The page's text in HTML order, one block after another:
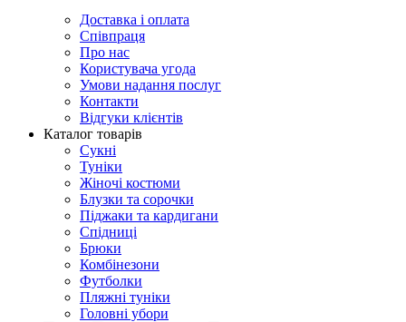
Доставка і оплата
Співпраця
Про нас
Користувача угода
Умови надання послуг
Контакти
Відгуки клієнтів
Каталог товарів
Сукні
Туніки
Жіночі костюми
Блузки та сорочки
Піджаки та кардигани
Спідниці
Брюки
Комбінезони
Футболки
Пляжні туніки
Головні убори